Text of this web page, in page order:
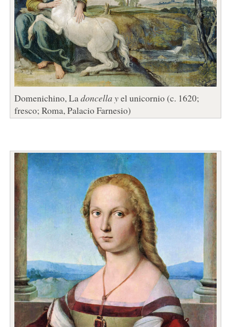
Domenichino, La doncella yel unicornio (c. 1620;
fresco; Roma, Palacio Farnesio)